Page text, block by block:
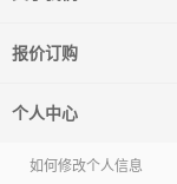
报价订购
个人中心
如何修改个人信息